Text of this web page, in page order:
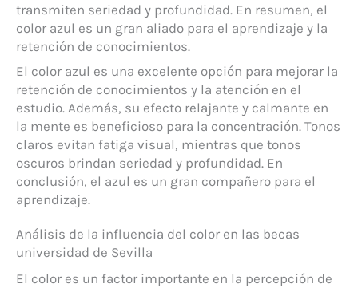
transmiten seriedad y profundidad. En resumen, el
color azul es un gran aliado para el aprendizaje y la
retención de conocimientos.
El color azul es una excelente opción para mejorar la
retención de conocimientos y la atención en el
estudio. Además, su efecto relajante y calmante en
la mente es beneficioso para la concentración. Tonos
claros evitan fatiga visual, mientras que tonos
oscuros brindan seriedad y profundidad. En
conclusión, el azul es un gran compañero para el
aprendizaje.
Análisis de la influencia del color en las becas
universidad de Sevilla
El color es un factor importante en la percepción de